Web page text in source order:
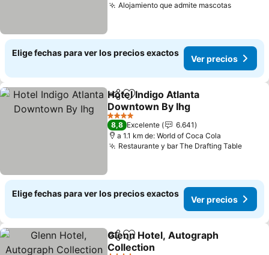
Alojamiento que admite mascotas
Elige fechas para ver los precios exactos
Ver precios
CompartirAgregar a favoritos
Hotel Indigo Atlanta
Downtown By Ihg
4 Estrellas
8,8 Excelente
6.641
a 1.1 km de: World of Coca Cola
Restaurante y bar The Drafting Table
Elige fechas para ver los precios exactos
Ver precios
CompartirAgregar a favoritos
Glenn Hotel, Autograph
Collection